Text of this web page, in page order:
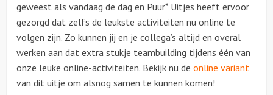
Dinnershows
geweest als vandaag de dag en Puur* Uitjes heeft ervoor
gezorgd dat zelfs de leukste activiteiten nu online te
volgen zijn. Zo kunnen jij en je collega’s altijd en overal
werken aan dat extra stukje teambuilding tijdens één van
onze leuke online-activiteiten. Bekijk nu de online variant
van dit uitje om alsnog samen te kunnen komen!